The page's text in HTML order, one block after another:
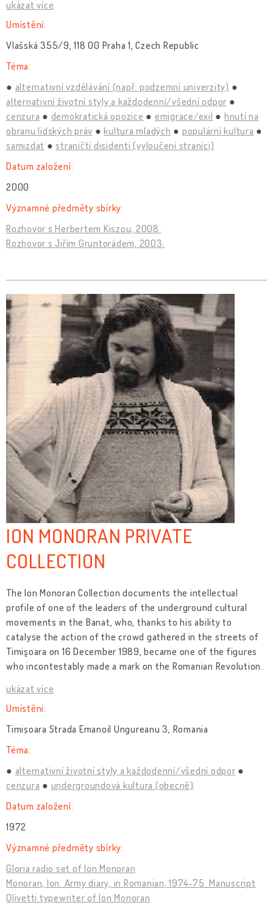
ukázat více
Umístění:
Vlašská 355/9, 118 00 Praha 1, Czech Republic
Téma:
alternativní vzdělávání (např. podzemní univerzity)
alternativní životní styly a každodenní/všední odpor
cenzura
demokratická opozice emigrace/exil
hnutí na
obranu lidských práv
kultura mladých
populární kultura
samizdat
straničtí disidenti (vyloučení straníci)
Datum založení:
2000
Významné předměty sbírky:
Rozhovor s Herbertem Kiszou, 2008.
Rozhovor s Jiřím Gruntorádem, 2003.
ION MONORAN PRIVATE
COLLECTION
The Ion Monoran Collection documents the intellectual
profile of one of the leaders of the underground cultural
movements in the Banat, who, thanks to his ability to
catalyse the action of the crowd gathered in the streets of
Timişoara on 16 December 1989, became one of the figures
who incontestably made a mark on the Romanian Revolution.
ukázat více
Umístění:
Timișoara Strada Emanoil Ungureanu 3, Romania
Téma:
alternativní životní styly a každodenní/všední odpor
cenzura
undergroundová kultura (obecně)
Datum založení:
1972
Významné předměty sbírky:
Gloria radio set of Ion Monoran
Monoran, Ion. Army diary, in Romanian, 1974-75. Manuscript
Olivetti typewriter of Ion Monoran